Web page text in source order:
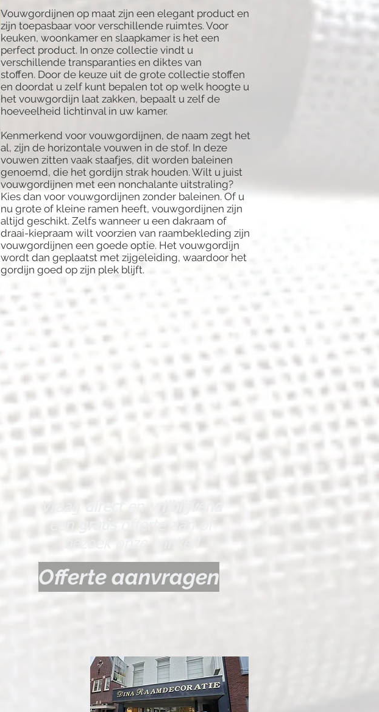
Vouwgordijnen op maat zijn een elegant product en
zijn toepasbaar voor verschillende ruimtes. Voor
keuken, woonkamer en slaapkamer is het een
perfect product. In onze collectie vindt u
verschillende transparanties en diktes van
stoffen. Door de keuze uit de grote collectie stoffen
en doordat u zelf kunt bepalen tot op welk hoogte u
het vouwgordijn laat zakken, bepaalt u zelf de
hoeveelheid lichtinval in uw kamer.
Kenmerkend voor vouwgordijnen, de naam zegt het
al, zijn de horizontale vouwen in de stof. In deze
vouwen zitten vaak staafjes, dit worden baleinen
genoemd, die het gordijn strak houden. Wilt u juist
vouwgordijnen met een nonchalante uitstraling?
Kies dan voor vouwgordijnen zonder baleinen. Of u
nu grote of kleine ramen heeft, vouwgordijnen zijn
altijd geschikt. Zelfs wanneer u een dakraam of
draai-kiepraam wilt voorzien van raambekleding zijn
vouwgordijnen een goede optie. Het vouwgordijn
wordt dan geplaatst met zijgeleiding, waardoor het
gordijn goed op zijn plek blijft.
Vraagdirect en vrijblijvend
gratis
offerte aan of
bezoek onze winkel!
Offerte aanvragen